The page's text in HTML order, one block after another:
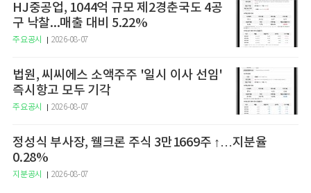
HJ중공업, 1044억 규모 제2경춘국도 4공
구 낙찰...매출 대비 5.22%
주요공시 2026-08-07
법원, 씨씨에스 소액주주 '일시 이사 선임'
즉시항고 모두 기각
주요공시 2026-08-07
정성식 부사장, 웰크론 주식 3만1669주 ↑…지분율
0.28%
지분공시 2026-08-07